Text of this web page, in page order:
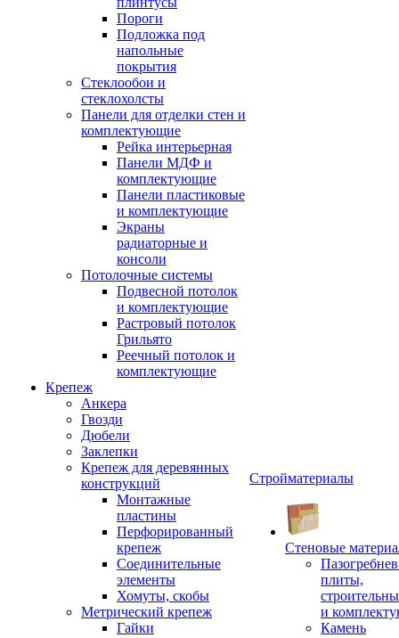
Пороги
Подложка под
напольные
покрытия
Стеклообои и
стеклохолсты
Панели для отделки стен и
комплектующие
Рейка интерьерная
Панели МДФ и
комплектующие
Панели пластиковые
и комплектующие
Экраны
радиаторные и
консоли
Потолочные системы
Подвесной потолок
и комплектующие
Растровый потолок
Грильято
Реечный потолок и
комплектующие
Крепеж
Анкера
Гвозди
Дюбели
Заклепки
Крепеж для деревянных
конструкций
Монтажные
пластины
Перфорированный
крепеж
Соединительные
элементы
Хомуты, скобы
Метрический крепеж
Гайки
Стройматериалы
Стеновые
плиты,
и
Камень